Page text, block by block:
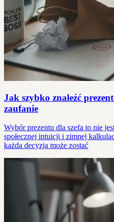
Jak szybko znaleźć
zaufanie
Wybór prezentu dla szefa to nie
społecznej intuicji i zimnej
każda decyzja może zostać